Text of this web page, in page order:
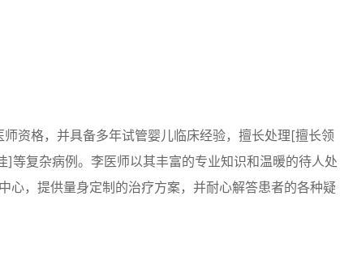
资格，并具备多年试管婴儿临床经验，擅长处理[擅长领
等复杂病例。李医师以其丰富的专业知识和温暖的待人处
心，提供量身定制的治疗方案，并耐心解答患者的各种疑